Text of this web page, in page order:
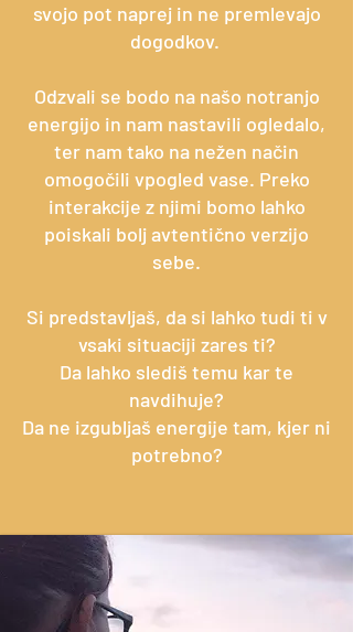
svojo pot naprej in ne premlevajo
dogodkov.
Odzvali se bodo na našo notranjo
energijo in nam nastavili ogledalo,
ter nam tako na nežen način
omogočili vpogled vase. Preko
interakcije z njimi bomo lahko
poiskali bolj avtentično verzijo
sebe.
Si predstavljaš, da si lahko tudi ti v
vsaki situaciji zares ti?
Da lahko slediš temu kar te
navdihuje?
Da ne izgubljaš energije tam, kjer ni
potrebno?